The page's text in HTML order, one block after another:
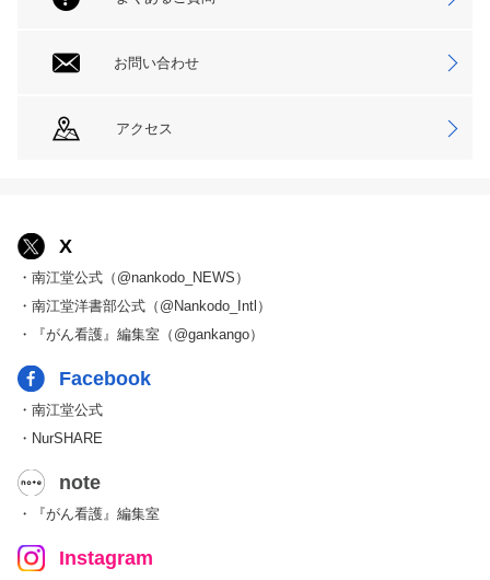
お問い合わせ
アクセス
X
・南江堂公式（@nankodo_NEWS）
・南江堂洋書部公式（@Nankodo_Intl）
・『がん看護』編集室（@gankango）
Facebook
・南江堂公式
・NurSHARE
note
・『がん看護』編集室
Instagram